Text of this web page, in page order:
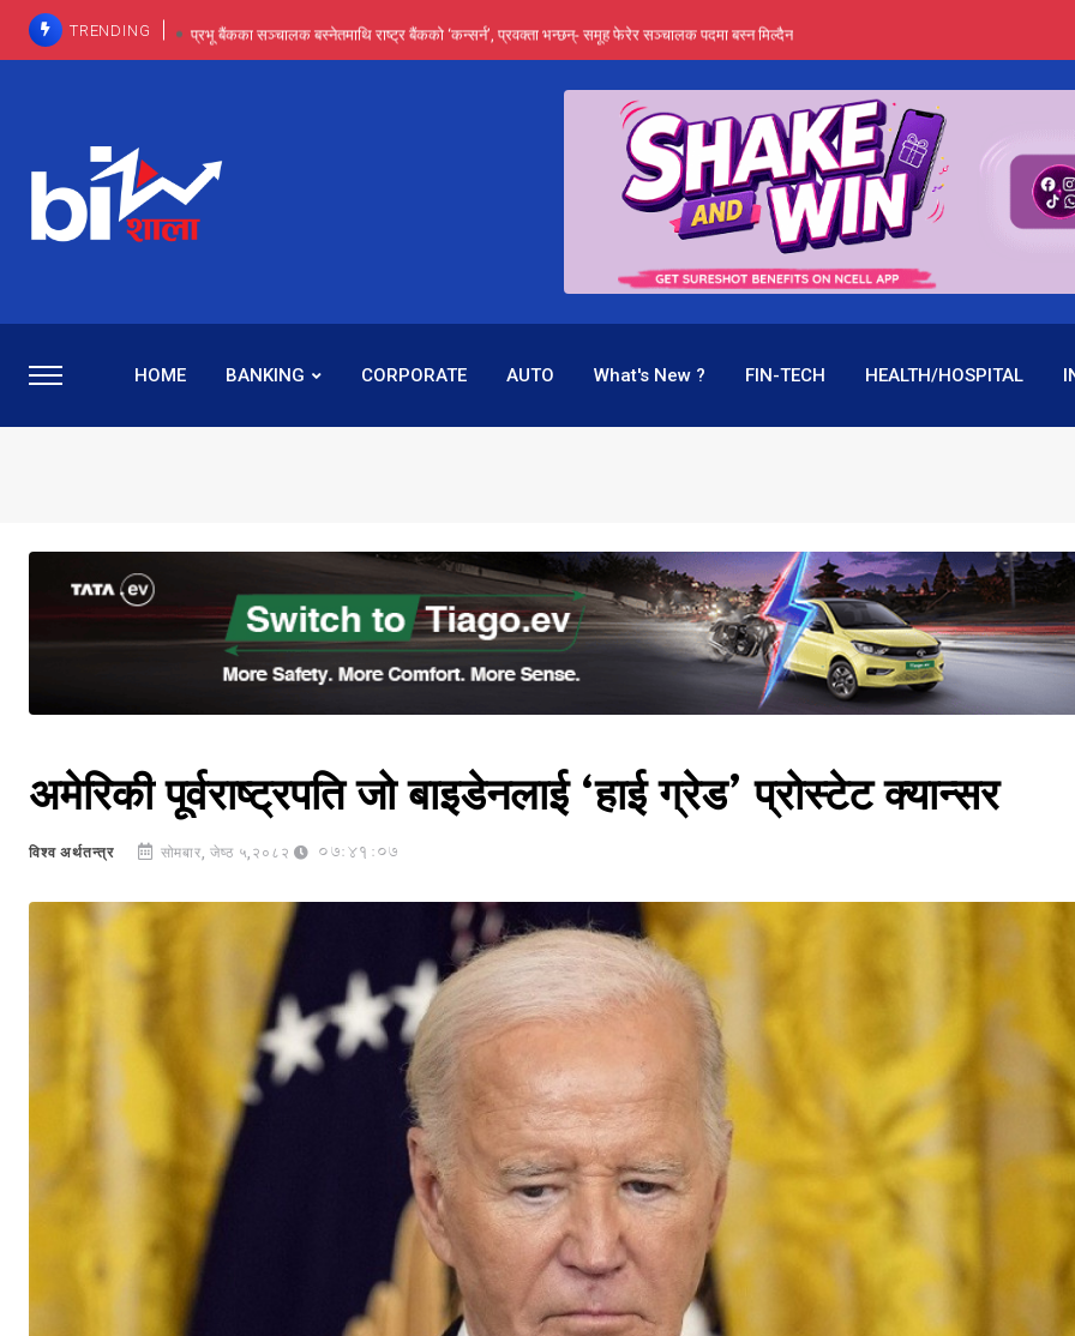
TRENDING प्रभू बैंकका सञ्चालक बस्नेतमाथि राष्ट्र बैंकको ‘कन्सर्न’, प्रवक्ता भन्छन्- समूह फेरेर सञ्चालक पदमा बस्न मिल्दैन
प्रभू बैंकमा सेञ्चुरीबाट आएका कर्मचारीमाथि हदैसम्मको विभेदः एउटै पदमा दुई थरि तलब, वर्षमै ९२ हजार घाटा !
कमाइमा गरिमाको दमदार छलाङ, सेयरधनीलाई २० प्रतिशत लाभांश दिने क्षमता
प्रभु बैंकमा रमिता : सर्वसाधारणबाट छिरेका बस्नेत संस्थापक बनेर निरन्तर, राष्ट्र बैंक किन मौन ?
HOME BANKING CORPORATE AUTO What's New ? FIN-TECH HEALTH/HOSPITAL
अमेरिकी पूर्वराष्ट्रपति जो बाइडेनलाई ‘हाई ग्रेड’ प्रोस्टेट क्यान्सर
विश्व अर्थतन्त्र सोमबार, जेष्ठ ५,२०८२ 07:41:07